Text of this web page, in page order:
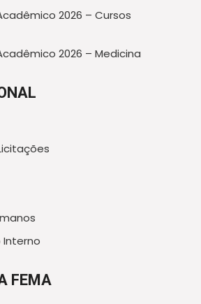
2026 – Cursos
2026 – Medicina
Interno
FEMA